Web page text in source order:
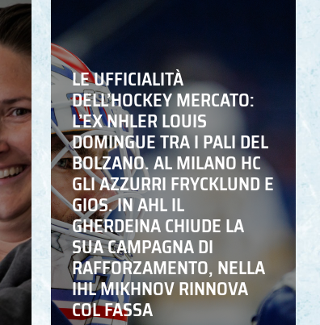
LE UFFICIALITÀ
DELL’HOCKEY MERCATO:
L’EX NHLER LOUIS
DOMINGUE TRA I PALI DEL
BOLZANO. AL MILANO HC
GLI AZZURRI FRYCKLUND E
GIOS. IN AHL IL
GHERDEINA CHIUDE LA
SUA CAMPAGNA DI
RAFFORZAMENTO, NELLA
IHL MIKHNOV RINNOVA
COL FASSA